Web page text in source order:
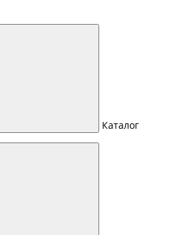
Каталог